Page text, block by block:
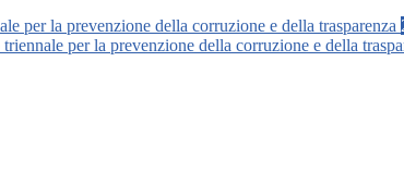
per la prevenzione della corruzione e della trasparenza
triennale per la prevenzione della corruzione e della